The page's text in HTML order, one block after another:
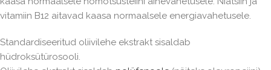
vitamiin B12 aitavad kaasa normaalsele energiavahetusele.
Standardiseeritud oliivilehe ekstrakt sisaldab
hüdroksütürosooli.